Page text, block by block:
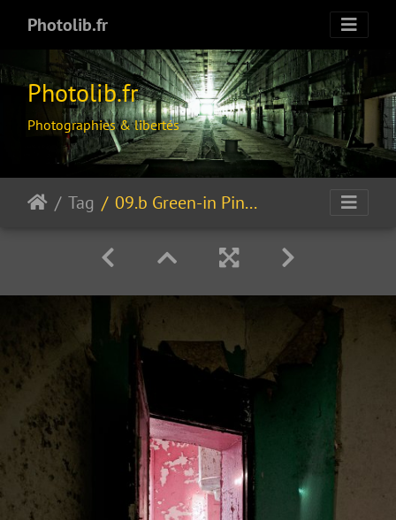
Photolib.fr
Photolib.fr
Photographies & libertés
Tag 09.b Green-in Pink Out Summer shades !